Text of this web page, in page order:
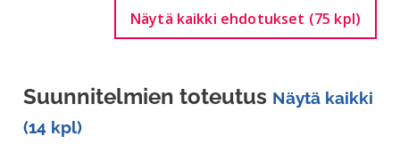
Näytä kaikki ehdotukset (75 kpl)
Suunnitelmien toteutus Näytä kaikki
(14 kpl)